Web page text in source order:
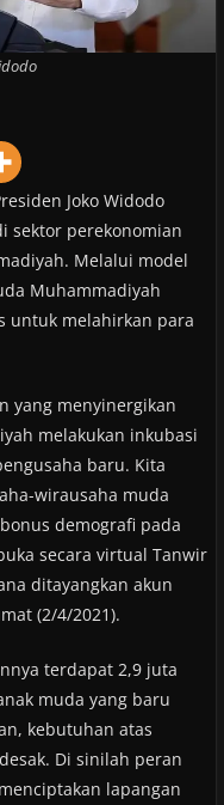
Joko Widodo
sektor perekonomian
Melalui model
Muhammadiyah
untuk melahirkan para
yang menyinergikan
melakukan inkubasi
baru. Kita
wirausaha muda
demografi pada
secara virtual Tanwir
ditayangkan akun
(2/4/2021).
terdapat 2,9 juta
muda yang baru
kebutuhan atas
Di sinilah peran
lapangan